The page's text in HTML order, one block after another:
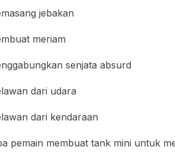
jebakan
meriam
senjata absurd
dari udara
dari kendaraan
pemain membuat tank mini untuk